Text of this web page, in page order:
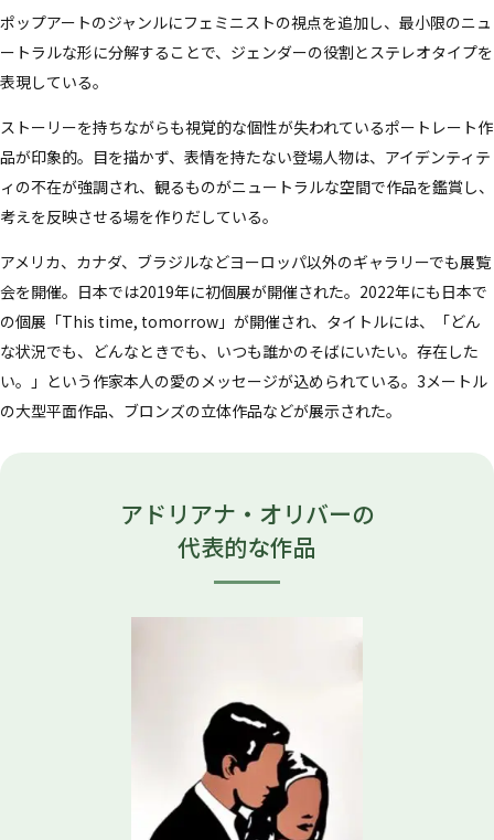
ポップアートのジャンルにフェミニストの視点を追加し、最小限のニュ
ートラルな形に分解することで、ジェンダーの役割とステレオタイプを
表現している。
ストーリーを持ちながらも視覚的な個性が失われているポートレート作
品が印象的。目を描かず、表情を持たない登場人物は、アイデンティテ
ィの不在が強調され、観るものがニュートラルな空間で作品を鑑賞し、
考えを反映させる場を作りだしている。
アメリカ、カナダ、ブラジルなどヨーロッパ以外のギャラリーでも展覧
会を開催。日本では2019年に初個展が開催された。2022年にも日本で
の個展「This time, tomorrow」が開催され、タイトルには、「どん
な状況でも、どんなときでも、いつも誰かのそばにいたい。存在した
い。」という作家本人の愛のメッセージが込められている。3メートル
の大型平面作品、ブロンズの立体作品などが展示された。
アドリアナ・オリバーの
代表的な作品